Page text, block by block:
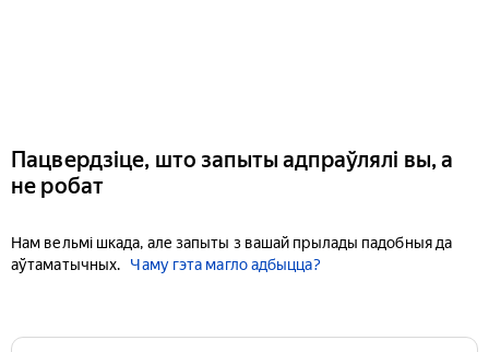
Пацвердзіце, што запыты адпраўлялі вы, а
не робат
Нам вельмі шкада, але запыты з вашай прылады падобныя да
аўтаматычных.
Чаму гэта магло адбыцца?